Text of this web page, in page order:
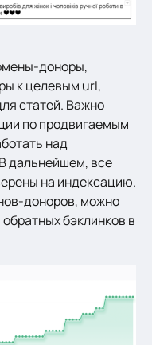
доноры,
к целевым url,
статей. Важно
по продвигаемым
над
дальнейшем, все
на индексацию.
доноров, можно
бэклинков в